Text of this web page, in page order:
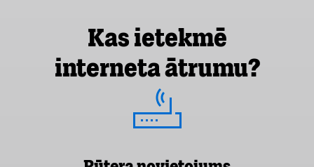
Kas ietekmē
interneta ātrumu?